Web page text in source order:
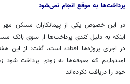
پرداخت‌ها به موقع انجام نمی‌شود
در این خصوص یکی از پیمانکاران مسکن مهر
اینکه به دلیل کندی پرداخت‌ها از سوی بانک
در اجرای پروژه‌ها افتاده است، گفت: از این
امیدواریم که معوقه‌ها به زودی پرداخت شود
خود را دریافت نکرده‌اند.